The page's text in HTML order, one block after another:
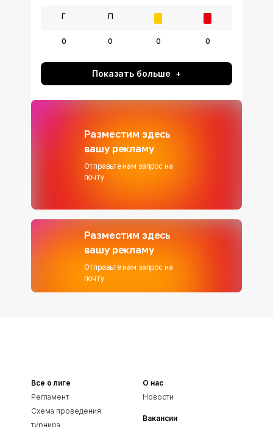
Г П
0 0 0 0
Показать больше
Разместим здесь
вашу рекламу
Отправьте нам запрос на
почту
Разместим здесь
вашу рекламу
Отправьте нам запрос на
почту
Все о лиге
Регламент
Схема проведения
турнира
О нас
Новости
Вакансии